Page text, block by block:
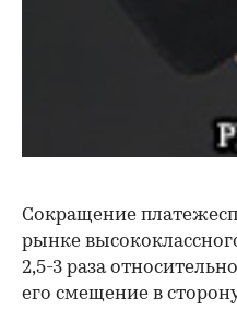
Сокращение
рынке
2,5-3 раза
его смещение в